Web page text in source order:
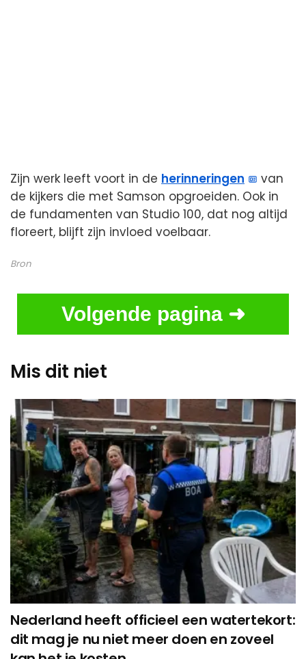
Zijn werk leeft voort in de herinneringen
van
de kijkers die met Samson opgroeiden. Ook in
de fundamenten van Studio 100, dat nog altijd
floreert, blijft zijn invloed voelbaar.
Bron
Volgende pagina ➜
Mis dit niet
Nederland heeft officieel een watertekort:
dit mag je nu niet meer doen en zoveel